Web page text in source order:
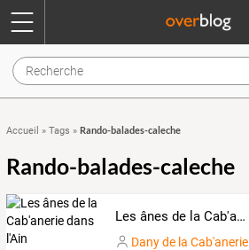
Accueil » Tags » Rando-balades-caleche
Rando-balades-caleche
Les ânes de la Cab'anerie dans l'Ain
Dany de la Cab'anerie